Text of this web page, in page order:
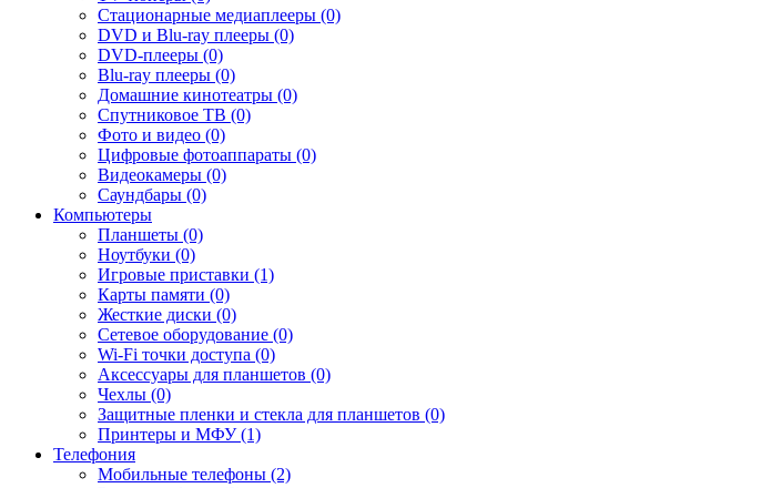
Стационарные медиаплееры (0)
DVD и Blu-ray плееры (0)
DVD-плееры (0)
Blu-ray плееры (0)
Домашние кинотеатры (0)
Спутниковое ТВ (0)
Фото и видео (0)
Цифровые фотоаппараты (0)
Видеокамеры (0)
Саундбары (0)
Компьютеры
Планшеты (0)
Ноутбуки (0)
Игровые приставки (1)
Карты памяти (0)
Жесткие диски (0)
Сетевое оборудование (0)
Wi-Fi точки доступа (0)
Аксессуары для планшетов (0)
Чехлы (0)
Защитные пленки и стекла для планшетов (0)
Принтеры и МФУ (1)
Телефония
Мобильные телефоны (2)